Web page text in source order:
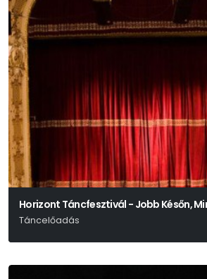
Horizont Táncfesztivál - Jobb Későn,
Táncelőadás